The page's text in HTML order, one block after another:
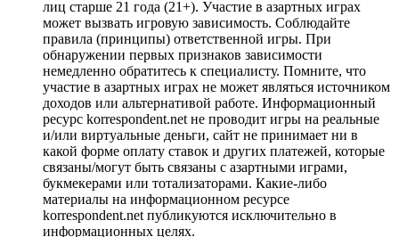
лиц старше 21 года (21+). Участие в азартных играх
может вызвать игровую зависимость. Соблюдайте
правила (принципы) ответственной игры. При
обнаружении первых признаков зависимости
немедленно обратитесь к специалисту. Помните, что
участие в азартных играх не может являться источником
доходов или альтернативой работе. Информационный
ресурс korrespondent.net не проводит игры на реальные
и/или виртуальные деньги, сайт не принимает ни в
какой форме оплату ставок и других платежей, которые
связаны/могут быть связаны с азартными играми,
букмекерами или тотализаторами. Какие-либо
материалы на информационном ресурсе
korrespondent.net публикуются исключительно в
информационных целях.